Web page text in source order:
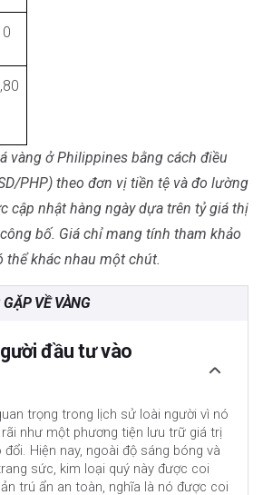
vàng ở Philippines bằng cách điều
PHP) theo đơn vị tiền tệ và đo lường
cập nhật hàng ngày dựa trên tỷ giá thị
bố. Giá chỉ mang tính tham khảo
thể khác nhau một chút.
VỀ VÀNG
đầu tư vào
trọng trong lịch sử loài người vì nó
như một phương tiện lưu trữ giá trị
Hiện nay, ngoài độ sáng bóng và
sức, kim loại quý này được coi
trú ẩn an toàn, nghĩa là nó được coi